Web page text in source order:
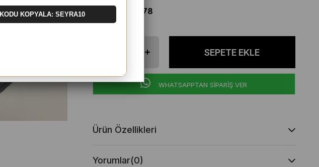
$ 52.78
WHATSAPPTAN SİPARİŞ VER
Ürün Özellikleri
Yorumlar(0)
KODU KOPYALA: SEYRA10